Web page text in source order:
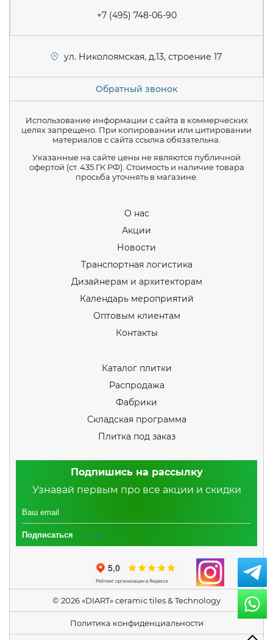
+7 (495) 748-06-90
ул. Николоямская, д.13, строение 17
Обратный звонок
Использование информации с сайта в коммерческих
целях запрещено. При копировании или цитировании
материалов с сайта ссылка обязательна.
Указанные на сайте цены не являются публичной
офертой (ст. 435 ГК РФ). Стоимость и наличие товара
просьба уточнять в магазине.
О нас
Акции
Новости
Транспортная логистика
Дизайнерам и архитекторам
Календарь мероприятий
Оптовым клиентам
Контакты
Каталог плитки
Распродажа
Фабрики
Складская программа
Плитка под заказ
Подпишись на рассылку
Узнавай первым про все акции и скидки
Подписаться
© 2026 «DIART» ceramic tiles & Technology
Политика конфиденциальности